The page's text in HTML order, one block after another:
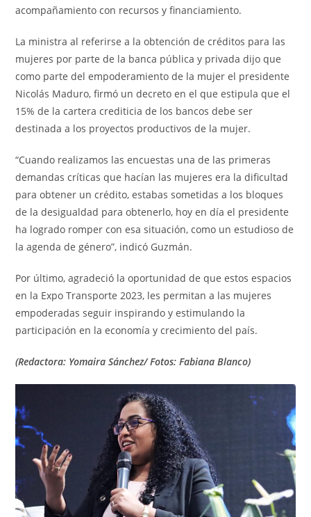
acompañamiento con recursos y financiamiento.
La ministra al referirse a la obtención de créditos para las
mujeres por parte de la banca pública y privada dijo que
como parte del empoderamiento de la mujer el presidente
Nicolás Maduro, firmó un decreto en el que estipula que el
15% de la cartera crediticia de los bancos debe ser
destinada a los proyectos productivos de la mujer.
“Cuando realizamos las encuestas una de las primeras
demandas críticas que hacían las mujeres era la dificultad
para obtener un crédito, estabas sometidas a los bloques
de la desigualdad para obtenerlo, hoy en día el presidente
ha logrado romper con esa situación, como un estudioso de
la agenda de género”, indicó Guzmán.
Por último, agradeció la oportunidad de que estos espacios
en la Expo Transporte 2023, les permitan a las mujeres
empoderadas seguir inspirando y estimulando la
participación en la economía y crecimiento del país.
(Redactora: Yomaira Sánchez/ Fotos: Fabiana Blanco)